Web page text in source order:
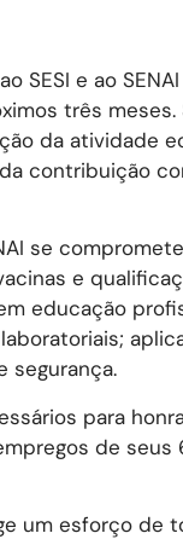
SESI e ao
três meses.
da atividade
contribuição
se
e
educação
segurança.
para
de seus
um esforço de